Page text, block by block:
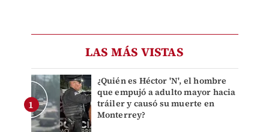
LAS MÁS VISTAS
¿Quién es Héctor 'N', el hombre
que empujó a adulto mayor hacia
tráiler y causó su muerte en
Monterrey?